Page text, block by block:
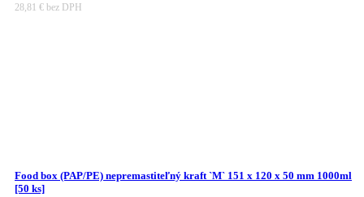
28,81 € bez DPH
Food box (PAP/PE) nepremastiteľný kraft `M` 151 x 120 x 50 mm 1000ml
[50 ks]